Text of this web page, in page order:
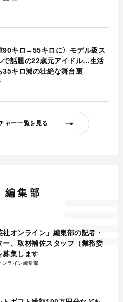
90キロ→55キロに〉モデル級ス
で話題の22歳元アイドル…生活
35キロ減の壮絶な舞台裏
ャー一覧を見る
編集部
社オンライン」編集部の記者・
ー、取材補佐スタッフ（業務委
募集します
ンライン編集部